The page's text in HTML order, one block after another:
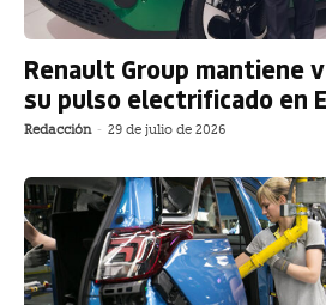
Renault Group mantiene
su pulso electrificado en
Redacción - 29 de julio de 2026